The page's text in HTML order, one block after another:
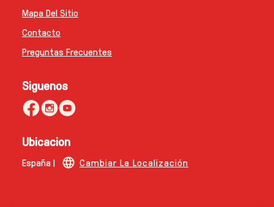
Ayuda
Mapa Del Sitio
Contacto
Siguenos
Ubicacion